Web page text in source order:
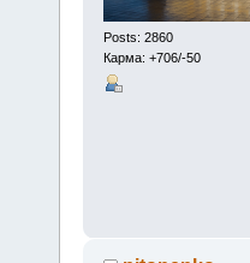
Posts: 2860
Карма: +706/-50